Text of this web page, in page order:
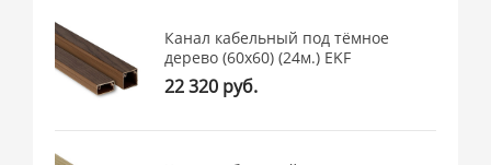
Канал кабельный под тёмное
дерево (60х60) (24м.) EKF
22 320 руб.